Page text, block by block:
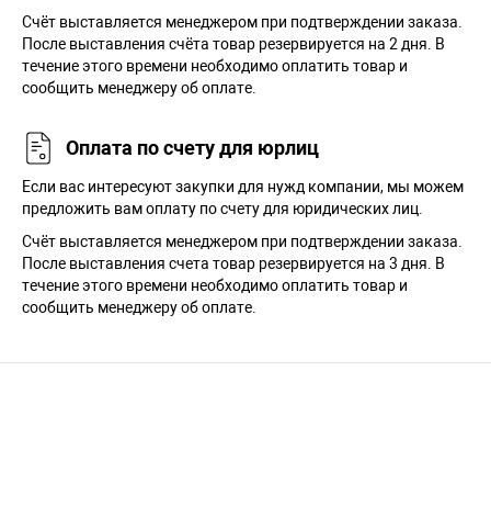
Cчёт выставляется менеджером при подтверждении заказа.
После выставления счёта товар резервируется на 2 дня. В
течение этого времени необходимо оплатить товар и
сообщить менеджеру об оплате.
Оплата по счету для юрлиц
Если вас интересуют закупки для нужд компании, мы можем
предложить вам оплату по счету для юридических лиц.
Счёт выставляется менеджером при подтверждении заказа.
После выставления счета товар резервируется на 3 дня. В
течение этого времени необходимо оплатить товар и
сообщить менеджеру об оплате.